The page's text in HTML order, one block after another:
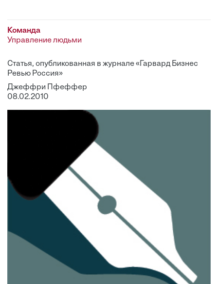
Команда
Управление людьми
Статья, опубликованная в журнале «Гарвард Бизнес
Ревью Россия»
Джеффри Пфеффер
08.02.2010